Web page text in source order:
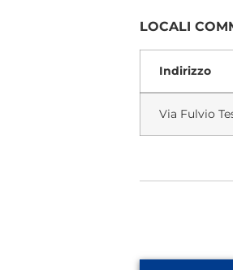
LOCALI
Indirizzo
Via Fulvio